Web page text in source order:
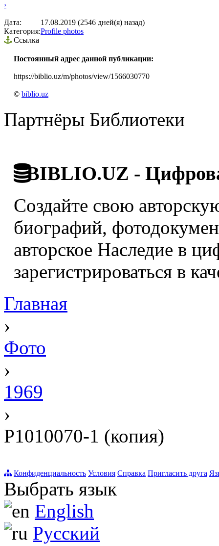
›
Дата:
17.08.2019 (2546 дней(я) назад)
Категория:Profile photos
Ссылка
Постоянный адрес данной публикации:
https://biblio.uz/m/photos/view/1566030770
© biblio.uz
Партнёры Библиотеки
BIBLIO.UZ -
Создайте свою
биографий,
авторское Наследие в
зарегистрироваться в
Главная
›
Фото
›
1969
›
P1010070-1 (копия)
Конфиденциальность Условия Справка Пригласить друга
Выбрать язык
English
Русский